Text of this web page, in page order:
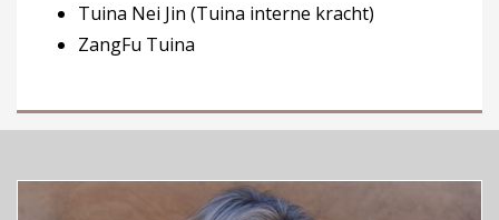
Tuina Nei Jin (Tuina interne kracht)
ZangFu Tuina